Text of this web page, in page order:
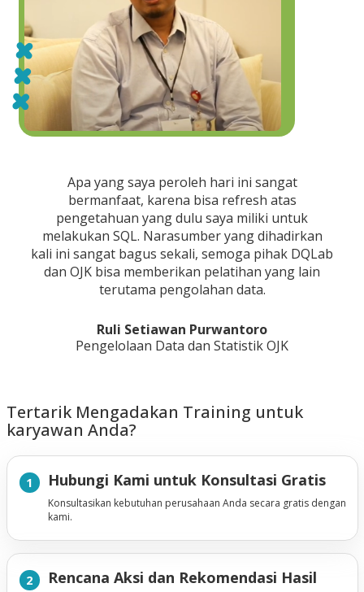
Apa yang saya peroleh hari ini sangat
bermanfaat, karena bisa refresh atas
pengetahuan yang dulu saya miliki untuk
melakukan SQL. Narasumber yang dihadirkan
kali ini sangat bagus sekali, semoga pihak DQLab
dan OJK bisa memberikan pelatihan yang lain
terutama pengolahan data.
Ruli Setiawan Purwantoro
Pengelolaan Data dan Statistik OJK
Tertarik Mengadakan Training untuk
karyawan Anda?
1 Hubungi Kami untuk Konsultasi Gratis
Konsultasikan kebutuhan perusahaan Anda secara gratis dengan
kami.
2 Rencana Aksi dan Rekomendasi Hasil